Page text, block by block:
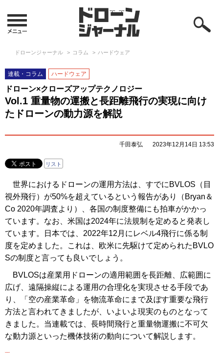
ドローンジャーナル コラム ハードウェア
連載・コラム ハードウェア
ドローン×クローズアップテクノロジー
Vol.1 重量物の運搬と長距離飛行の実現に向け
たドローンの動力源を解説
千田泰弘 2023年12月14日 13:53
リスト
世界におけるドローンの運用方法は、すでにBVLOS（目
視外飛行）が50%を超えているという報告があり（Bryan＆
Co 2020年調査より）、各国の制度整備にも拍車がかかっ
ています。なお、米国は2024年に法規制を定めると発表し
ています。日本では、2022年12月にレベル4飛行に係る制
度を定めました。これは、欧米に先駆けて定められたBVLO
Sの制度と言っても良いでしょう。
BVLOSは産業用ドローンの適用範囲を長距離、広範囲に
広げ、遠隔操縦による運用の合理化を実現させる手段であ
り、「空の産業革命」を物流革命にまで及ぼす重要な飛行
方法と言われてきましたが、いよいよ現実のものとなって
きました。当連載では、長時間飛行と重量物運搬に不可欠
な動力源といった機体技術の動向について解説します。